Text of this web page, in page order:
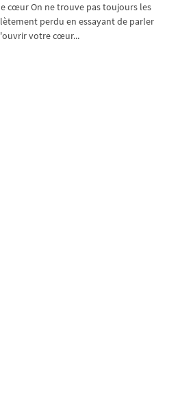
cœur On ne trouve pas toujours les
perdu en essayant de parler
votre cœur...